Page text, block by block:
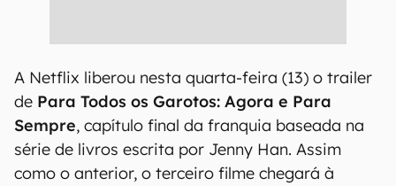
A Netflix liberou nesta quarta-feira (13) o trailer
de Para Todos os Garotos: Agora e Para
Sempre, capítulo final da franquia baseada na
série de livros escrita por Jenny Han. Assim
como o anterior, o terceiro filme chegará à